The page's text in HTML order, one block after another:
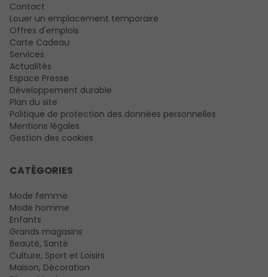
Contact
Louer un emplacement temporaire
Offres d'emplois
Carte Cadeau
Services
Actualités
Espace Presse
Développement durable
Plan du site
Politique de protection des données personnelles
Mentions légales
Gestion des cookies
CATÉGORIES
Mode femme
Mode homme
Enfants
Grands magasins
Beauté, Santé
Culture, Sport et Loisirs
Maison, Décoration